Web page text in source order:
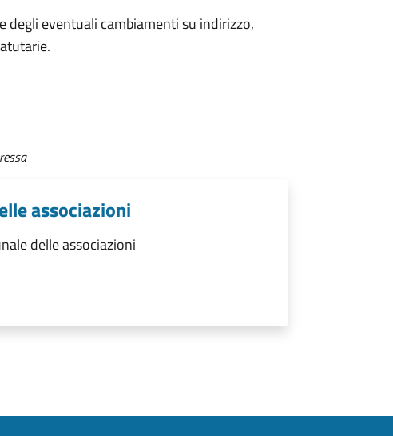
degli eventuali cambiamenti su indirizzo,
associazioni
delle associazioni